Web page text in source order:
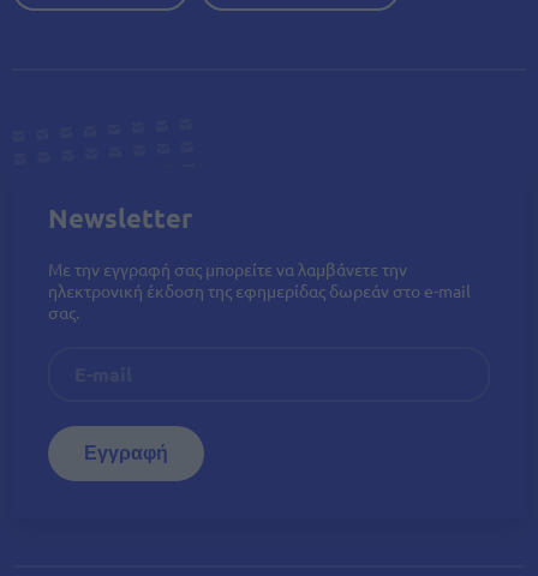
Newsletter
Με την εγγραφή σας μπορείτε να λαμβάνετε την
ηλεκτρονική έκδοση της εφημερίδας δωρεάν στο e-mail
σας.